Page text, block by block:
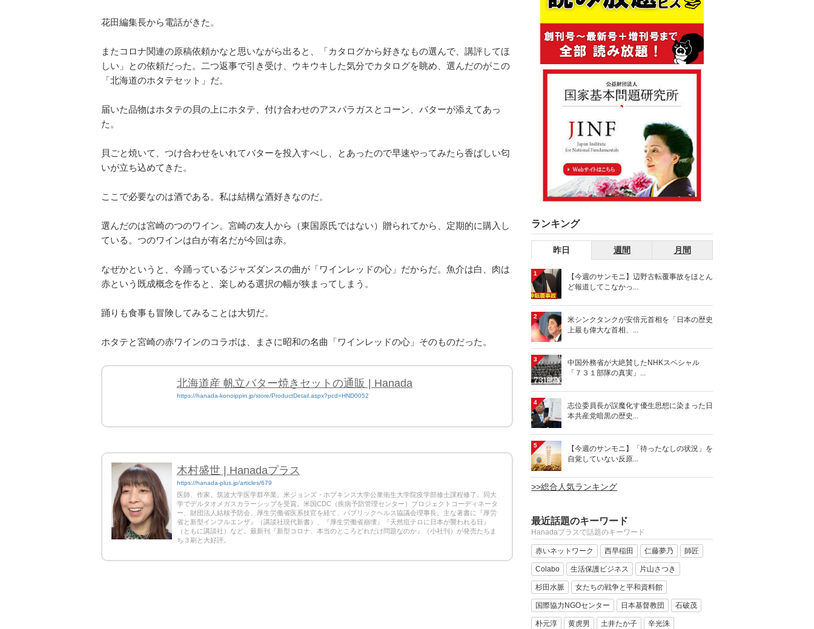
花田編集長から電話がきた。
またコロナ関連の原稿依頼かなと思いながら出ると、「カタログから好きなもの選んで、講評してほ
しい」との依頼だった。二つ返事で引き受け、ウキウキした気分でカタログを眺め、選んだのがこの
「北海道のホタテセット」だ。
届いた品物はホタテの貝の上にホタテ、付け合わせのアスパラガスとコーン、バターが添えてあっ
た。
貝ごと焼いて、つけ合わせをいれてバターを投入すべし、とあったので早速やってみたら香ばしい匂
いが立ち込めてきた。
ここで必要なのは酒である。私は結構な酒好きなのだ。
選んだのは宮崎のつのワイン。宮崎の友人から（東国原氏ではない）贈られてから、定期的に購入し
ている。つのワインは白が有名だが今回は赤。
なぜかというと、今踊っているジャズダンスの曲が「ワインレッドの心」だからだ。魚介は白、肉は
赤という既成概念を作ると、楽しめる選択の幅が狭まってしまう。
踊りも食事も冒険してみることは大切だ。
ホタテと宮崎の赤ワインのコラボは、まさに昭和の名曲「ワインレッドの心」そのものだった。
北海道産 帆立バター焼きセットの通販 | Hanada
https://hanada-konoippin.jp/store/ProductDetail.aspx?pcd=HND0052
木村盛世 | Hanadaプラス
https://hanada-plus.jp/articles/679
医師、作家。筑波大学医学群卒業。米ジョンズ・ホプキンス大学公衆衛生大学院疫学部修士課程修了。同大
学でデルタオメガスカラーシップを受賞。米国CDC（疾病予防管理センター）プロジェクトコーディネータ
ー、財団法人結核予防会、厚生労働省医系技官を経て、パブリックヘルス協議会理事長。主な著書に『厚労
省と新型インフルエンザ』（講談社現代新書）、『厚生労働省崩壊』『天然痘テロに日本が襲われる日』
（ともに講談社）など。最新刊『新型コロナ、本当のところどれだけ問題なのか』（小社刊）が発売たちま
ち３刷と大好評。
ランキング
昨日 週間 月間
1
【今週のサンモニ】辺野古転覆事故をほとん
ど報道してこなかっ...
2
米シンクタンクが安倍元首相を「日本の歴史
上最も偉大な首相、...
3
中国外務省が大絶賛したNHKスペシャル
「７３１部隊の真実」...
4
志位委員長が誤魔化す優生思想に染まった日
本共産党暗黒の歴史...
5
【今週のサンモニ】「待ったなしの状況」を
自覚していない反原...
>>総合人気ランキング
最近話題のキーワード
Hanadaプラスで話題のキーワード
赤いネットワーク 西早稲田 仁藤夢乃 師匠
Colabo 生活保護ビジネス 片山さつき
杉田水脈 女たちの戦争と平和資料館
国際協力NGOセンター 日本基督教団 石破茂
朴元淳 黄虎男 土井たか子 辛光洙